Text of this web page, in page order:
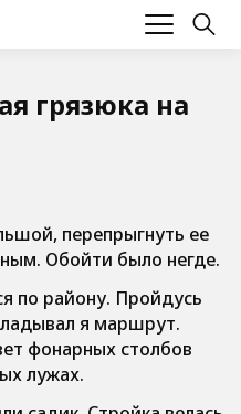
грязюка на
перепрыгнуть ее
Обойти было негде.
по району. Пройдусь
я маршрут.
фонарных столбов
лужах.